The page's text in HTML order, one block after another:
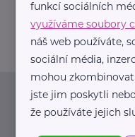
funkcí sociálních
využíváme soubory
náš web používáte,
sociální média,
mohou
jste jim poskytli
že používáte jejich